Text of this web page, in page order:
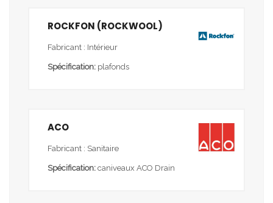
ROCKFON (ROCKWOOL)
Fabricant : Intérieur
Spécification: plafonds
ACO
Fabricant : Sanitaire
Spécification: caniveaux ACO Drain